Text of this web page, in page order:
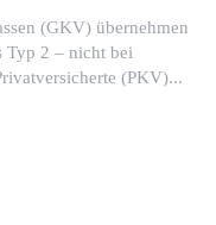
(GKV) übernehmen
Typ 2 – nicht bei
(PKV)...